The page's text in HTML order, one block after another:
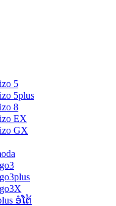
5
5plus
8
EX
GX
ອໍໂຕ້